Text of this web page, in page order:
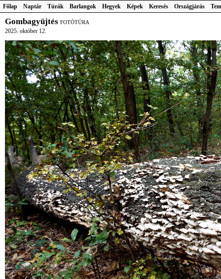
Főlap Naptár Túrák Barlangok Hegyek Képek Keresés Országjárás
Gombagyüjtés FOTÓTÚRA
2025. október 12.